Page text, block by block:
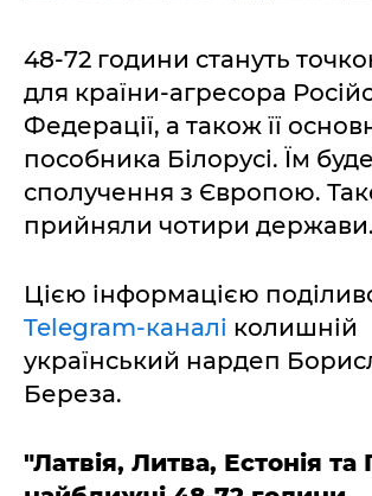
48-72 години стануть
для країни-агресора
Федерації, а також її
пособника Білорусі. Їм
сполучення з Європою.
прийняли чотири держави.
Цією інформацією
Telegram-каналі колишній
український нардеп
Береза.
"Латвія, Литва, Естонія